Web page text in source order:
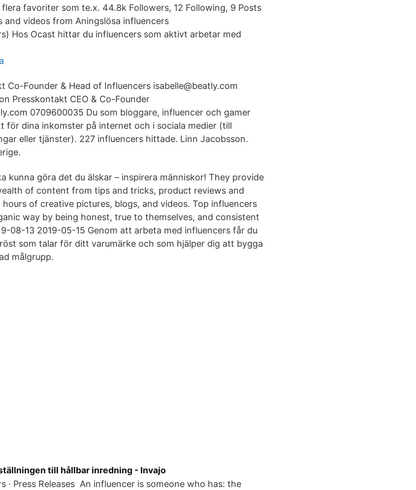
favoriter som te.x. 44.8k Followers, 12 Following, 9 Posts
and videos from Aningslösa influencers
Hos Ocast hittar du influencers som aktivt arbetar med
Co-Founder & Head of Influencers isabelle@beatly.com
Presskontakt CEO & Co-Founder
0709600035 Du som bloggare, influencer och gamer
för dina inkomster på internet och i sociala medier (till
eller tjänster). 227 influencers hittade. Linn Jacobsson.
kunna göra det du älskar – inspirera människor! They provide
of content from tips and tricks, product reviews and
of creative pictures, blogs, and videos. Top influencers
way by being honest, true to themselves, and consistent
08-13 2019-05-15 Genom att arbeta med influencers får du
som talar för ditt varumärke och som hjälper dig att bygga
målgrupp.
till hållbar inredning - Invajo
· Press Releases An influencer is someone who has: the